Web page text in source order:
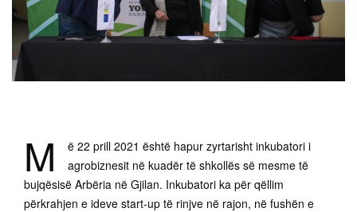
M
ë 22 prill 2021 është hapur zyrtarisht inkubatori i
agrobiznesit në kuadër të shkollës së mesme të
bujqësisë Arbëria në Gjilan. Inkubatori ka për qëllim
përkrahjen e ideve start-up të rinjve në rajon, në fushën e